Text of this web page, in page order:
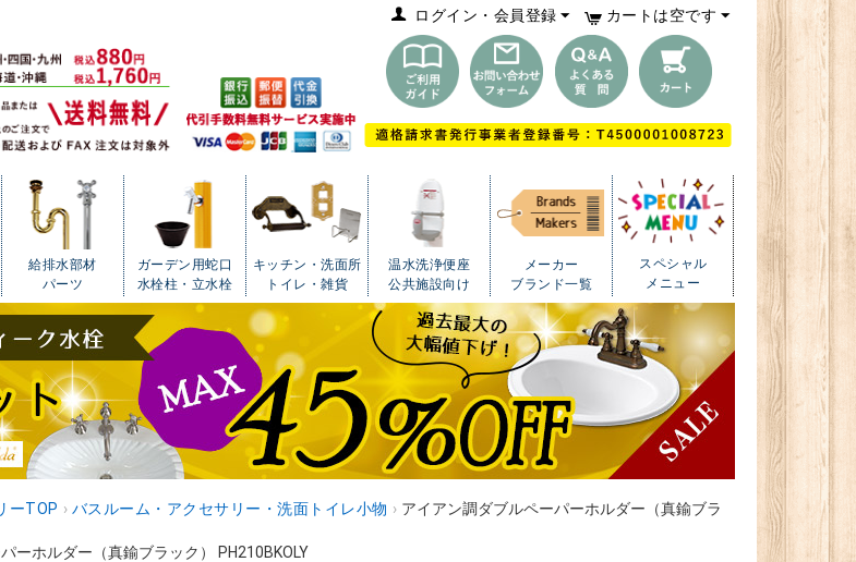
カートは空です
ログイン・会員登録
給排水部材
パーツ
ガーデン用蛇口
水栓柱・立水栓
キッチン・洗面所
トイレ・雑貨
温水洗浄便座
公共施設向け
メーカー
ブランド一覧
スペシャル
メニュー
ーTOP › バスルーム・アクセサリー・洗面トイレ小物 › アイアン調ダブルペーパーホルダー（真鍮ブラ
ーホルダー（真鍮ブラック） PH210BKOLY